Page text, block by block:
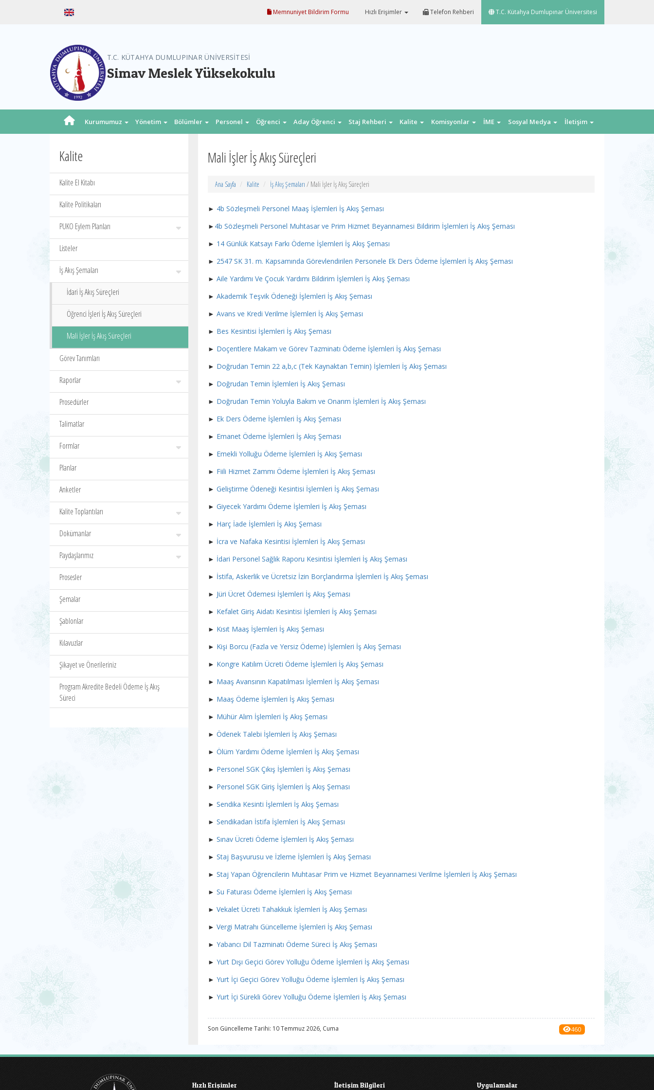
Memnuniyet Bildirim Formu Hızlı Erişimler Telefon Rehberi T.C. Kütahya Dumlupınar Üniversitesi
T.C. KÜTAHYA DUMLUPINAR ÜNİVERSİTESİ
Simav Meslek Yüksekokulu
Kurumumuz Yönetim Bölümler Personel Öğrenci Aday Öğrenci Staj Rehberi Kalite Komisyonlar İME Sosyal Medya İletişim
Kalite
Kalite El Kitabı
Kalite Politikaları
PUKO Eylem Planları
Listeler
İş Akış Şemaları
İdari İş Akış Süreçleri
Öğrenci İşleri İş Akış Süreçleri
Mali İşler İş Akış Süreçleri
Görev Tanımları
Raporlar
Prosedürler
Talimatlar
Formlar
Planlar
Anketler
Kalite Toplantıları
Dokümanlar
Paydaşlarımız
Prosesler
Şemalar
Şablonlar
Kılavuzlar
Şikayet ve Önerileriniz
Program Akredite Bedeli Ödeme İş Akış
Süreci
Mali İşler İş Akış Süreçleri
Ana Sayfa Kalite İş Akış Şemaları / Mali İşler İş Akış Süreçleri
► 4b Sözleşmeli Personel Maaş İşlemleri İş Akış Şeması
► 4b Sözleşmeli Personel Muhtasar ve Prim Hizmet Beyannamesi Bildirim İşlemleri İş Akış Şeması
► 14 Günlük Katsayı Farkı Ödeme İşlemleri İş Akış Şeması
► 2547 SK 31. m. Kapsamında Görevlendirilen Personele Ek Ders Ödeme İşlemleri İş Akış Şeması
► Aile Yardımı Ve Çocuk Yardımı Bildirim İşlemleri İş Akış Şeması
► Akademik Teşvik Ödeneği İşlemleri İş Akış Şeması
► Avans ve Kredi Verilme İşlemleri İş Akış Şeması
► Bes Kesintisi İşlemleri İş Akış Şeması
► Doçentlere Makam ve Görev Tazminatı Ödeme İşlemleri İş Akış Şeması
► Doğrudan Temin 22 a,b,c (Tek Kaynaktan Temin) İşlemleri İş Akış Şeması
► Doğrudan Temin İşlemleri İş Akış Şeması
► Doğrudan Temin Yoluyla Bakım ve Onarım İşlemleri İş Akış Şeması
► Ek Ders Ödeme İşlemleri İş Akış Şeması
► Emanet Ödeme İşlemleri İş Akış Şeması
► Emekli Yolluğu Ödeme İşlemleri İş Akış Şeması
► Fiili Hizmet Zammı Ödeme İşlemleri İş Akış Şeması
► Geliştirme Ödeneği Kesintisi İşlemleri İş Akış Şeması
► Giyecek Yardımı Ödeme İşlemleri İş Akış Şeması
► Harç İade İşlemleri İş Akış Şeması
► İcra ve Nafaka Kesintisi İşlemleri İş Akış Şeması
► İdari Personel Sağlık Raporu Kesintisi İşlemleri İş Akış Şeması
► İstifa, Askerlik ve Ücretsiz İzin Borçlandırma İşlemleri İş Akış Şeması
► Jüri Ücret Ödemesi İşlemleri İş Akış Şeması
► Kefalet Giriş Aidatı Kesintisi İşlemleri İş Akış Şeması
► Kısıt Maaş İşlemleri İş Akış Şeması
► Kişi Borcu (Fazla ve Yersiz Ödeme) İşlemleri İş Akış Şeması
► Kongre Katılım Ücreti Ödeme İşlemleri İş Akış Şeması
► Maaş Avansının Kapatılması İşlemleri İş Akış Şeması
► Maaş Ödeme İşlemleri İş Akış Şeması
► Mühür Alım İşlemleri İş Akış Şeması
► Ödenek Talebi İşlemleri İş Akış Şeması
► Ölüm Yardımı Ödeme İşlemleri İş Akış Şeması
► Personel SGK Çıkış İşlemleri İş Akış Şeması
► Personel SGK Giriş İşlemleri İş Akış Şeması
► Sendika Kesinti İşlemleri İş Akış Şeması
► Sendikadan İstifa İşlemleri İş Akış Şeması
► Sınav Ücreti Ödeme İşlemleri İş Akış Şeması
► Staj Başvurusu ve İzleme İşlemleri İş Akış Şeması
► Staj Yapan Öğrencilerin Muhtasar Prim ve Hizmet Beyannamesi Verilme İşlemleri İş Akış Şeması
► Su Faturası Ödeme İşlemleri İş Akış Şeması
► Vekalet Ücreti Tahakkuk İşlemleri İş Akış Şeması
► Vergi Matrahı Güncelleme İşlemleri İş Akış Şeması
► Yabancı Dil Tazminatı Ödeme Süreci İş Akış Şeması
► Yurt Dışı Geçici Görev Yolluğu Ödeme İşlemleri İş Akış Şeması
► Yurt İçi Geçici Görev Yolluğu Ödeme İşlemleri İş Akış Şeması
► Yurt İçi Sürekli Görev Yolluğu Ödeme İşlemleri İş Akış Şeması
Son Güncelleme Tarihi: 10 Temmuz 2026, Cuma 460
Hızlı Erişimler İletişim Bilgileri Uygulamalar